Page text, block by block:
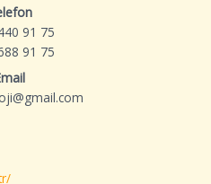
91 75
91 75